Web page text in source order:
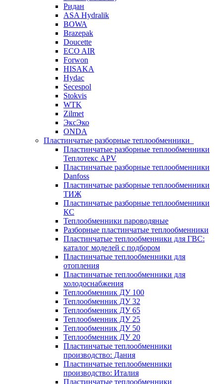
Ридан
ASA Hydralik
BOWA
Brazepak
Doucette
ECO AIR
Forwon
HISAKA
Hydac
Secespol
Stokvis
WTK
Zilmet
ЭксЭко
ONDA
Пластинчатые разборные теплообменники
Пластинчатые разборные теплообменники
Теплотекс APV
Пластинчатые разборные теплообменники
Danfoss
Пластинчатые разборные теплообменники
ТИЖ
Пластинчатые разборные теплообменники
КC
Теплообменники пароводяные
Разборные пластинчатые теплообменники
Пластинчатые теплообменники для ГВС:
каталог моделей с подбором
Пластинчатые теплообменники для
отопления
Пластинчатые теплообменники для
холодоснабжения
Теплообменник ДУ 100
Теплообменник ДУ 32
Теплообменник ДУ 65
Теплообменник ДУ 25
Теплообменник ДУ 50
Теплообменник ДУ 20
Пластинчатые теплообменники
производство: Дания
Пластинчатые теплообменники
производство: Италия
Пластинчатые теплообменники